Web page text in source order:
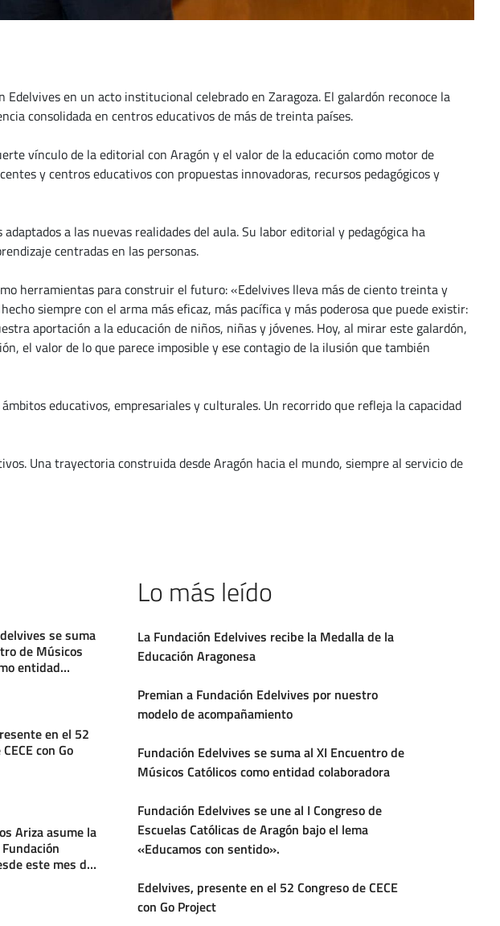
en un acto institucional celebrado en Zaragoza. El galardón reconoce la
consolidada en centros educativos de más de treinta países.
vínculo de la editorial con Aragón y el valor de la educación como motor de
y centros educativos con propuestas innovadoras, recursos pedagógicos y
a las nuevas realidades del aula. Su labor editorial y pedagógica ha
centradas en las personas.
herramientas para construir el futuro: «Edelvives lleva más de ciento treinta y
siempre con el arma más eficaz, más pacífica y más poderosa que puede existir:
aportación a la educación de niños, niñas y jóvenes. Hoy, al mirar este galardón,
el valor de lo que parece imposible y ese contagio de la ilusión que también
educativos, empresariales y culturales. Un recorrido que refleja la capacidad
Una trayectoria construida desde Aragón hacia el mundo, siempre al servicio de
se suma
de Músicos
entidad
en el 52
con Go
Ariza asume la
este mes de
Lo más leído
La Fundación Edelvives recibe la Medalla de la
Educación Aragonesa
Premian a Fundación Edelvives por nuestro
modelo de acompañamiento
Fundación Edelvives se suma al XI Encuentro de
Músicos Católicos como entidad colaboradora
Fundación Edelvives se une al I Congreso de
Escuelas Católicas de Aragón bajo el lema
«Educamos con sentido».
Edelvives, presente en el 52 Congreso de CECE
con Go Project